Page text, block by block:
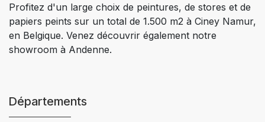
Profitez d'un large choix de peintures, de stores et de
papiers peints sur un total de 1.500 m2 à Ciney Namur,
en Belgique. Venez découvrir également notre
showroom à Andenne.
Départements